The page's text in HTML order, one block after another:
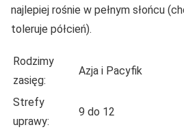
najlepiej rośnie w pełnym słońcu
toleruje półcień).
Rodzimy
zasięg:
Azja i Pacyfik
Strefy
uprawy:
9 do 12